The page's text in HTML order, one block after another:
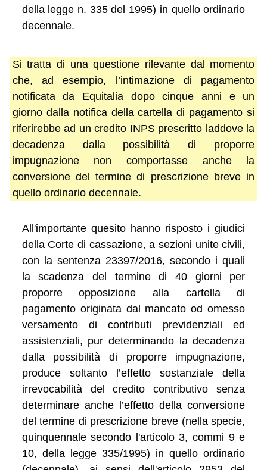
della legge n. 335 del 1995) in quello ordinario
decennale.
Si tratta di una questione rilevante dal momento
che, ad esempio, l’intimazione di pagamento
notificata da Equitalia dopo cinque anni e un
giorno dalla notifica della cartella di pagamento si
riferirebbe ad un credito INPS prescritto laddove la
decadenza dalla possibilità di proporre
impugnazione non comportasse anche la
conversione del termine di prescrizione breve in
quello ordinario decennale.
All'importante quesito hanno risposto i giudici
della Corte di cassazione, a sezioni unite civili,
con la sentenza 23397/2016, secondo i quali
la scadenza del termine di 40 giorni per
proporre opposizione alla cartella di
pagamento originata dal mancato od omesso
versamento di contributi previdenziali ed
assistenziali, pur determinando la decadenza
dalla possibilità di proporre impugnazione,
produce soltanto l’effetto sostanziale della
irrevocabilità del credito contributivo senza
determinare anche l’effetto della conversione
del termine di prescrizione breve (nella specie,
quinquennale secondo l'articolo 3, commi 9 e
10, della legge 335/1995) in quello ordinario